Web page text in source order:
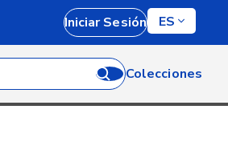
Iniciar Sesión ES
Colecciones